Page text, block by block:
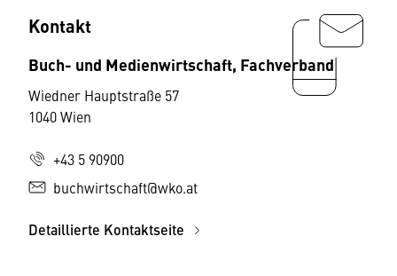
Kontakt
Buch- und Medienwirtschaft, Fachverband
Wiedner Hauptstraße 57
1040 Wien
+43 5 90900
buchwirtschaft@wko.at
Detaillierte Kontaktseite